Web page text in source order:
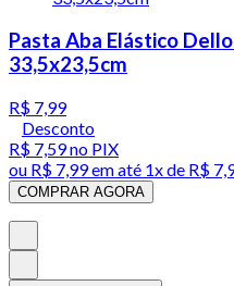
Pasta Aba Elástico
33,5x23,5cm
R$ 7,99
Desconto
R$ 7,59no PIX
ou R$ 7,99em até 1x de R$
COMPRAR AGORA